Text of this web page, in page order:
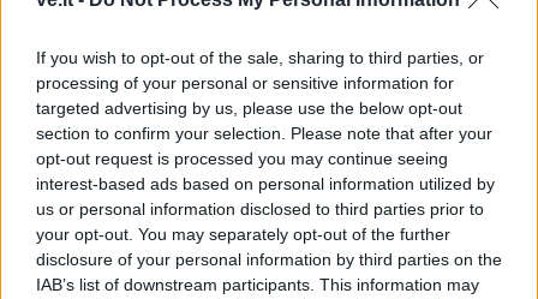
If you wish to opt-out of the sale, sharing to third parties, or
processing of your personal or sensitive information for
targeted advertising by us, please use the below opt-out
section to confirm your selection. Please note that after your
opt-out request is processed you may continue seeing
interest-based ads based on personal information utilized by
us or personal information disclosed to third parties prior to
your opt-out. You may separately opt-out of the further
disclosure of your personal information by third parties on the
IAB’s list of downstream participants. This information may
„Juventus“ puolėjas
jo veiksmus tirs policija
Sportas Sportas